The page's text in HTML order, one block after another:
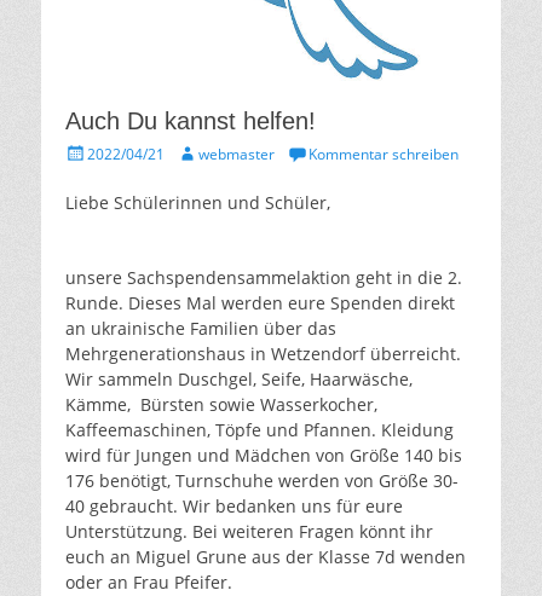
Auch Du kannst helfen!
Gepostet
2022/04/21 Autorwebmaster Kommentar schreiben
Liebe Schülerinnen und Schüler,
unsere Sachspendensammelaktion geht in die 2.
Runde. Dieses Mal werden eure Spenden direkt
an ukrainische Familien über das
Mehrgenerationshaus in Wetzendorf überreicht.
Wir sammeln Duschgel, Seife, Haarwäsche,
Kämme, Bürsten sowie Wasserkocher,
Kaffeemaschinen, Töpfe und Pfannen. Kleidung
wird für Jungen und Mädchen von Größe 140 bis
176 benötigt, Turnschuhe werden von Größe 30-
40 gebraucht. Wir bedanken uns für eure
Unterstützung. Bei weiteren Fragen könnt ihr
euch an Miguel Grune aus der Klasse 7d wenden
oder an Frau Pfeifer.